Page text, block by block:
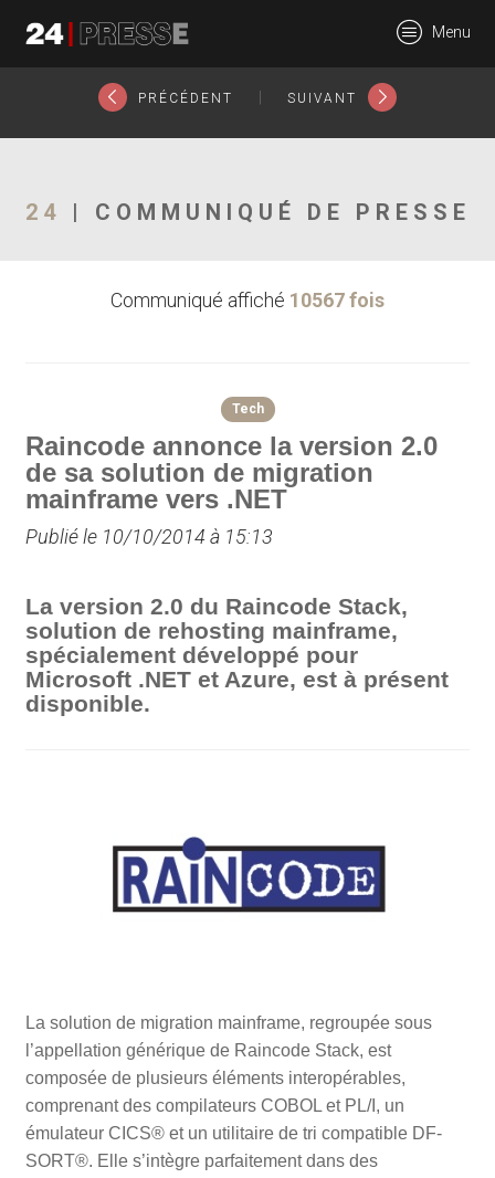
24Presse -
Communiqués de
Menu
PRÉCÉDENT SUIVANT
24 | COMMUNIQUÉ DE PRESSE
Communiqué affiché 10567 fois
Tech
Raincode annonce la version 2.0
de sa solution de migration
mainframe vers .NET
Publié le 10/10/2014 à 15:13
La version 2.0 du Raincode Stack,
solution de rehosting mainframe,
spécialement développé pour
Microsoft .NET et Azure, est à présent
disponible.
La solution de migration mainframe, regroupée sous
l’appellation générique de Raincode Stack, est
composée de plusieurs éléments interopérables,
comprenant des compilateurs COBOL et PL/I, un
émulateur CICS® et un utilitaire de tri compatible DF-
SORT®. Elle s’intègre parfaitement dans des